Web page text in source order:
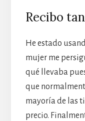
Recibo
He estado
mujer me
qué llevaba
que
mayoría de las
precio.